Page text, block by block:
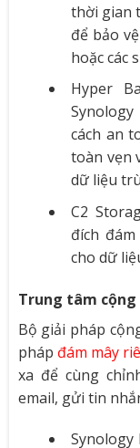
thời gian
để bảo
hoặc các
Hyper
cách an
toàn vẹn
dữ liệu
C2
đích
cho dữ
Trung tâm
Bộ giải pháp
pháp đám mây
xa để cùng
email, gửi tin